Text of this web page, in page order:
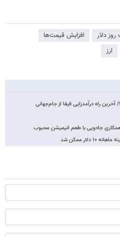
دلار
افزایش قیمت‌ها
ارز
جادویی با طعم انیمیشن محبوب
دلار ممکن شد